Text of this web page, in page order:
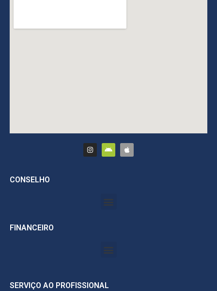
CONSELHO
FINANCEIRO
SERVIÇO AO PROFISSIONAL